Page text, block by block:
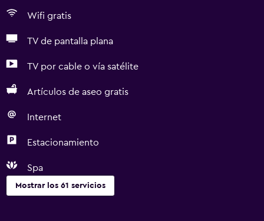
Wifi gratis
TV de pantalla plana
TV por cable o vía satélite
Artículos de aseo gratis
Internet
Estacionamiento
Spa
Mostrar los 61 servicios